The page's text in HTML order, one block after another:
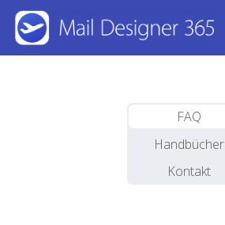
Skip
main
FAQ
Handbücher
Kontakt